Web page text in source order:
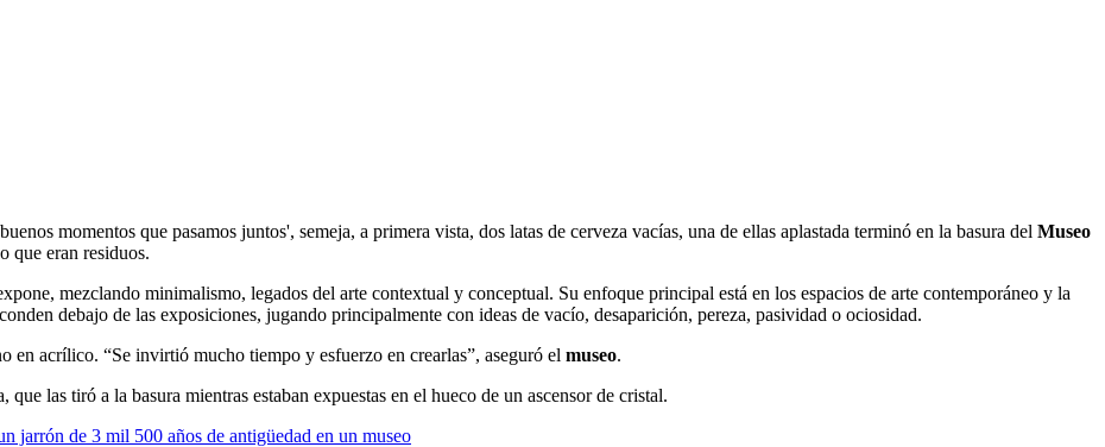
momentos que pasamos juntos', semeja, a primera vista, dos latas de cerveza vacías, una de ellas aplastada terminó en la basura del Museo
que eran residuos.
mezclando minimalismo, legados del arte contextual y conceptual. Su enfoque principal está en los espacios de arte contemporáneo y la
debajo de las exposiciones, jugando principalmente con ideas de vacío, desaparición, pereza, pasividad o ociosidad.
en acrílico. “Se invirtió mucho tiempo y esfuerzo en crearlas”, aseguró el museo.
las tiró a la basura mientras estaban expuestas en el hueco de un ascensor de cristal.
jarrón de 3 mil 500 años de antigüedad en un museo